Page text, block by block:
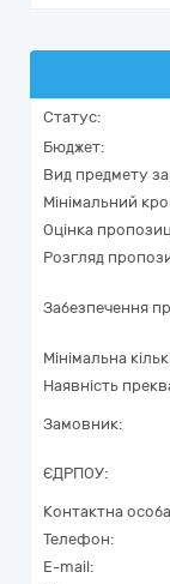
Статус:
Бюджет:
Вид предмету
Мінімальний
Оцінка
Розгляд
Забезпечення
Мінімальна
Наявність
Замовник:
ЄДРПОУ:
Контактна
Телефон:
E-mail: